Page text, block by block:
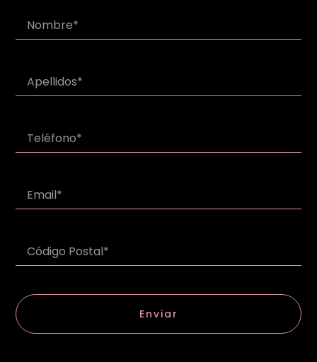
Enviar